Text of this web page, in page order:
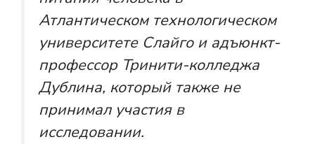
Атлантическом технологическом
университете Слайго и адъюнкт-
профессор Тринити-колледжа
Дублина, который также не
принимал участия в
исследовании.